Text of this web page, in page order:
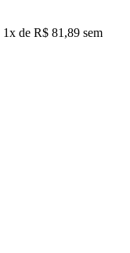
1x de R$ 81,89 sem